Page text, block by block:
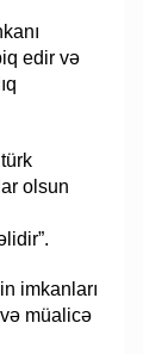
edir və
olsun
imkanları
müalicə